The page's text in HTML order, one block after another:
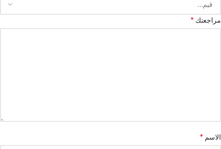
مراجعتك *
الاسم *